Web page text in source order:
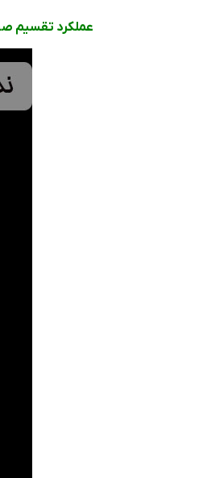
عملکرد تقسیم